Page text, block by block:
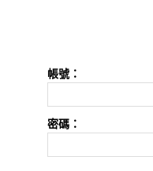
帳號：
密碼：